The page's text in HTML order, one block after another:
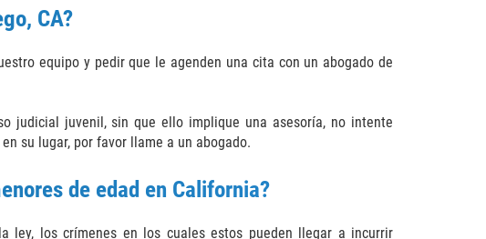
CA?
equipo y pedir que le agenden una cita con un abogado de
judicial juvenil, sin que ello implique una asesoría, no intente
su lugar, por favor llame a un abogado.
de edad en California?
ley, los crímenes en los cuales estos pueden llegar a incurrir